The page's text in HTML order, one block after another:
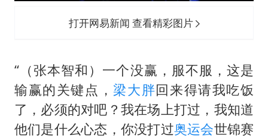
打开网易新闻 查看精彩图片
“（张本智和）一个没赢，服不服，这是
输赢的关键点， 梁大胖回来得请我吃饭
了，必须的对吧？我在场上打过，我知道
他们是什么心态，你没打过奥运会世锦赛